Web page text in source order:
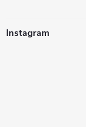
Instagram